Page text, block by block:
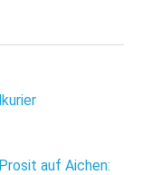
auf Aichen: